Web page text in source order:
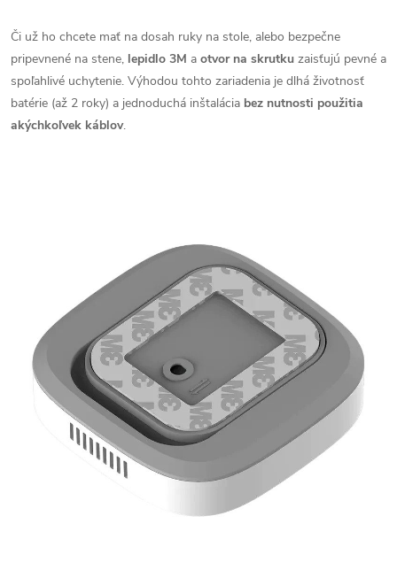
Či už ho chcete mať na dosah ruky na stole, alebo bezpečne
pripevnené na stene, lepidlo 3M a otvor na skrutku zaisťujú pevné a
spoľahlivé uchytenie. Výhodou tohto zariadenia je dlhá životnosť
batérie (až 2 roky) a jednoduchá inštalácia bez nutnosti použitia
akýchkoľvek káblov.